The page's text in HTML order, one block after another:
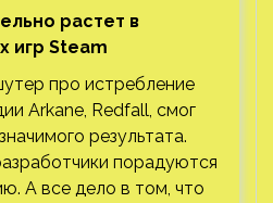
растет в
игр Steam
про истребление
Arkane, Redfall, смог
результата.
порадуются
А все дело в том, что